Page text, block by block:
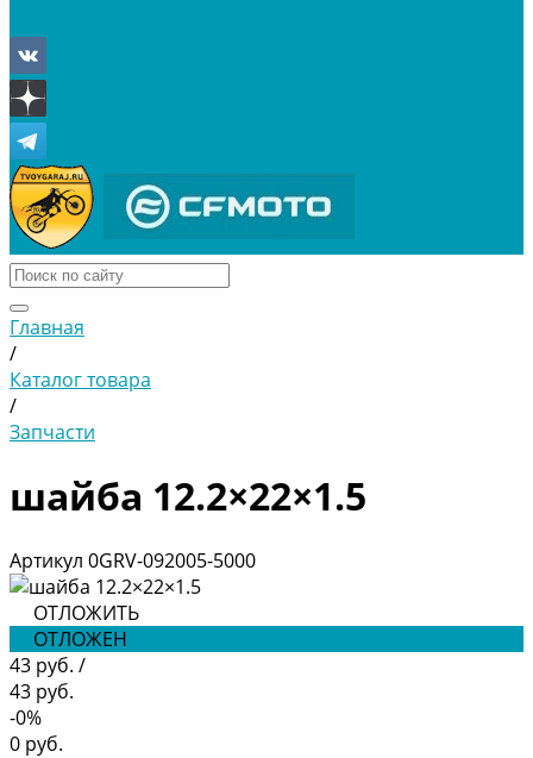
Главная
/
Каталог товара
/
Запчасти
шайба 12.2×22×1.5
Артикул 0GRV-092005-5000
ОТЛОЖИТЬ
ОТЛОЖЕН
43 руб. /
43 руб.
-0%
0 руб.